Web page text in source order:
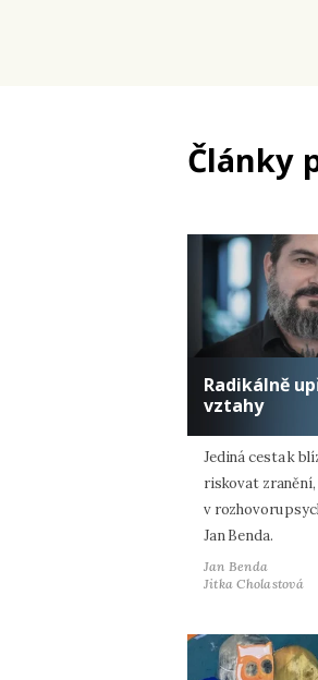
Články
Radikálně
vztahy
Jediná cesta k
riskovat
v rozhovoru
Jan Benda.
Jan Benda
Jitka Cholastová